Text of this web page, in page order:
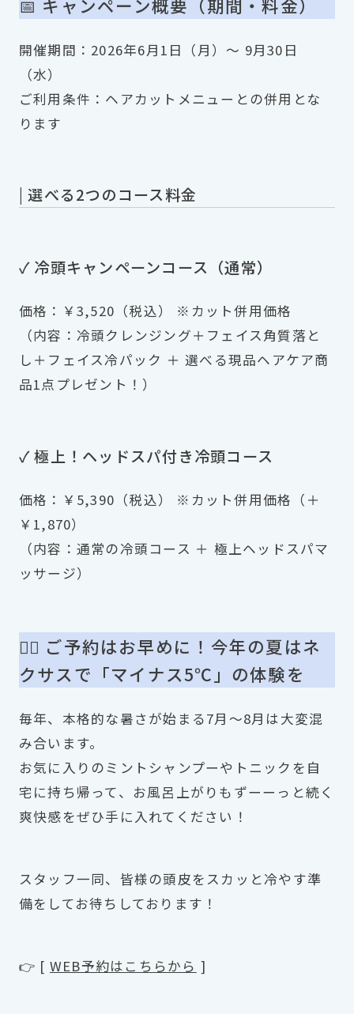
📅 キャンペーン概要（期間・料金）
開催期間：2026年6月1日（月）〜 9月30日
（水）
ご利用条件：ヘアカットメニューとの併用とな
ります
| 選べる2つのコース料金
✓ 冷頭キャンペーンコース（通常）
価格：￥3,520（税込） ※カット併用価格
（内容：冷頭クレンジング＋フェイス角質落と
し＋フェイス冷パック ＋ 選べる現品ヘアケア商
品1点プレゼント！）
✓ 極上！ヘッドスパ付き冷頭コース
価格：￥5,390（税込） ※カット併用価格（＋
￥1,870）
（内容：通常の冷頭コース ＋ 極上ヘッドスパマ
ッサージ）
🏃‍♂️ ご予約はお早めに！今年の夏はネ
クサスで「マイナス5℃」の体験を
毎年、本格的な暑さが始まる7月〜8月は大変混
み合います。
お気に入りのミントシャンプーやトニックを自
宅に持ち帰って、お風呂上がりもずーーっと続く
爽快感をぜひ手に入れてください！
スタッフ一同、皆様の頭皮をスカッと冷やす準
備をしてお待ちしております！
👉 [ WEB予約はこちらから ]